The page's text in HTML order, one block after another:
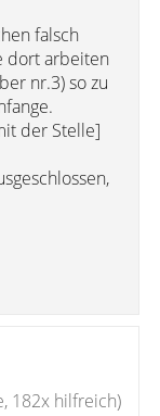
falsch
dort arbeiten
nr.3) so zu
der Stelle]
182x hilfreich)